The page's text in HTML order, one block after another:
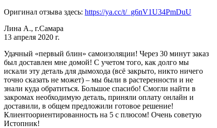
Оригинал отзыва здесь: https://ya.cc/t/_g6nV1U34PmDuU
Лина А., г.Самара
13 апреля 2020 г.
Удачный «первый блин» самоизоляции! Через 30 минут заказ
был доставлен мне домой! С учетом того, как долго мы
искали эту деталь для дымохода (всё закрыто, никто ничего
точно сказать не может) – мы были в растеренности и не
знали куда обратиться. Большое спасибо! Смогли найти в
закромах необходимую деталь, приняли оплату онлайн и
доставили, в общем предложили готовое решение!
Клиентоориентированность на 5 с плюсом! Очень советую
Истопник!